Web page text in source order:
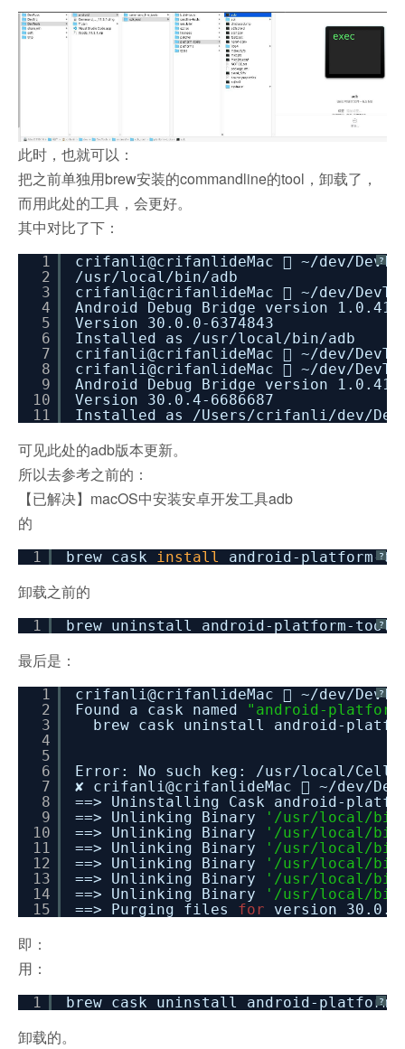
此时，也就可以：
把之前单独用brew安装的commandline的tool，卸载了，
而用此处的工具，会更好。
其中对比了下：
?
1
2
3
4
5
6
7
8
9
10
11
crifanli@crifanlideMac  ~/dev/
/usr/local/bin/adb
crifanli@crifanlideMac  ~/dev/
Android Debug Bridge version 1.0.41
Version 30.0.0-6374843
Installed as /usr/local/bin/adb
crifanli@crifanlideMac  ~/dev/
crifanli@crifanlideMac  ~/dev/
Android Debug Bridge version 1.0.41
Version 30.0.4-6686687
Installed as /Users/crifanli/dev/
可见此处的adb版本更新。
所以去参考之前的：
【已解决】macOS中安装安卓开发工具adb
的
?
1 brew cask install android-platform-
卸载之前的
?
1 brew uninstall android-platform-tools
最后是：
?
1
2
3
4
5
6
7
8
9
10
11
12
13
14
15
crifanli@crifanlideMac  ~/dev/
Found a cask named
"android-
brew cask uninstall android-
Error: No such keg: /usr/local/
✘ crifanli@crifanlideMac  ~/dev/
==> Uninstalling Cask android-
==> Unlinking Binary
'/usr/local/
==> Unlinking Binary
'/usr/local/bin/
==> Unlinking Binary
'/usr/local/
==> Unlinking Binary
'/usr/local/
==> Unlinking Binary
'/usr/local/
==> Unlinking Binary
'/usr/local/bin/
==> Purging files for version
即：
用：
?
1 brew cask uninstall android-
卸载的。